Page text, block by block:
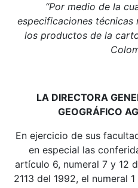
“Por medio de la
especificaciones técnicas
los productos de la
LA DIRECTORA
GEOGRÁFICO
En ejercicio de sus
en especial las
artículo 6, numeral 7 y 12
2113 del 1992, el numeral